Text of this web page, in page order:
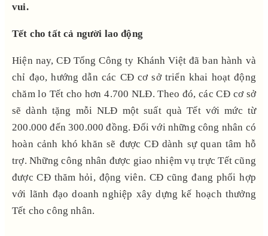
vui.
Tết cho tất cả người lao động
Hiện nay, CĐ Tổng Công ty Khánh Việt đã ban hành và
chỉ đạo, hướng dẫn các CĐ cơ sở triển khai hoạt động
chăm lo Tết cho hơn 4.700 NLĐ. Theo đó, các CĐ cơ sở
sẽ dành tặng mỗi NLĐ một suất quà Tết với mức từ
200.000 đến 300.000 đồng. Đối với những công nhân có
hoàn cảnh khó khăn sẽ được CĐ dành sự quan tâm hỗ
trợ. Những công nhân được giao nhiệm vụ trực Tết cũng
được CĐ thăm hỏi, động viên. CĐ cũng đang phối hợp
với lãnh đạo doanh nghiệp xây dựng kế hoạch thưởng
Tết cho công nhân.